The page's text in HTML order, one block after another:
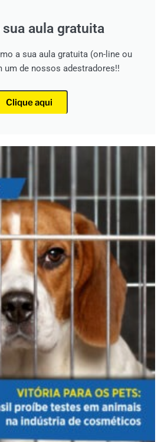
sua aula gratuita
a sua aula gratuita (on-line ou
um de nossos adestradores!!
Clique aqui